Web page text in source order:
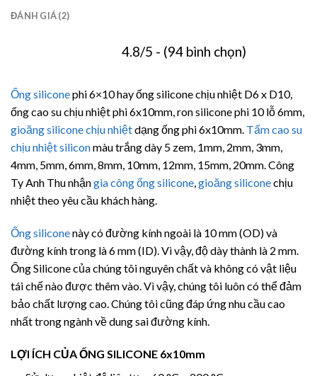
ĐÁNH GIÁ (2)
4.8/5 - (94 bình chọn)
Ống siliconephi 6×10 hay ống silicone chịu nhiệt D6 x D10,
ống cao su chịu nhiệt phi 6x10mm, ron silicone phi 10 lỗ 6mm,
gioăng silicone chịu nhiệtdạng ống phi 6x10mm. Tấm cao su
chịu nhiệt siliconmàu trắng dày 5 zem, 1mm, 2mm, 3mm,
4mm, 5mm, 6mm, 8mm, 10mm, 12mm, 15mm, 20mm. Công
Ty Anh Thu nhậngia côngống silicone,gioăng siliconechịu
nhiệt theo yêu cầu khách hàng.
Ống siliconenày có đường kính ngoài là 10 mm (OD) và
đường kính trong là 6 mm (ID). Vì vậy, độ dày thành là 2 mm.
Ống Silicone của chúng tôi nguyên chất và không có vật liệu
tái chế nào được thêm vào. Vì vậy, chúng tôi luôn có thể đảm
bảo chất lượng cao. Chúng tôi cũng đáp ứng nhu cầu cao
nhất trong ngành về dung sai đường kính.
LỢI ÍCH CỦA ỐNG SILICONE 6x10mm